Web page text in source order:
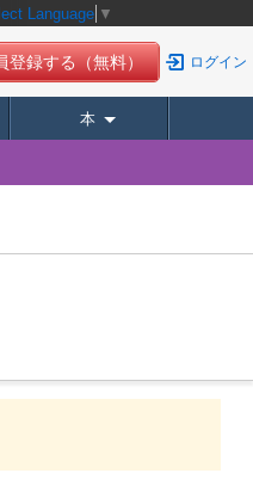
Language ▼
登録する（無料） ログイン
本